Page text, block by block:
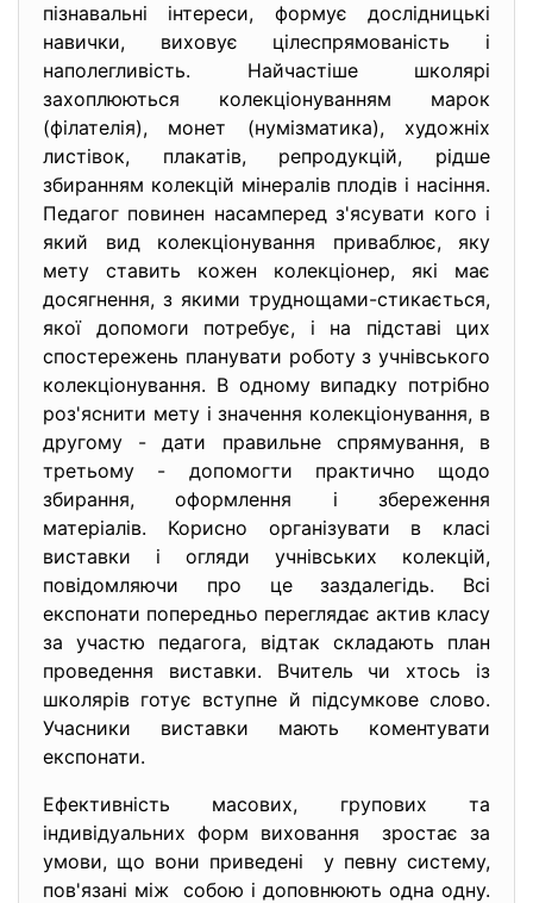
пізнавальні інтереси, формує дослідницькі
навички, виховує цілеспрямованість і
наполегливість. Найчастіше школярі
захоплюються колекціонуванням марок
(філателія), монет (нумізматика), художніх
листівок, плакатів, репродукцій, рідше
збиранням колекцій мінералів плодів і насіння.
Педагог повинен насамперед з'ясувати кого і
який вид колекціонування приваблює, яку
мету ставить кожен колекціонер, які має
досягнення, з якими труднощами-стикається,
якої допомоги потребує, і на підставі цих
спостережень планувати роботу з учнівського
колекціонування. В одному випадку потрібно
роз'яснити мету і значення колекціонування, в
другому - дати правильне спрямування, в
третьому - допомогти практично щодо
збирання, оформлення і збереження
матеріалів. Корисно організувати в класі
виставки і огляди учнівських колекцій,
повідомляючи про це заздалегідь. Всі
експонати попередньо переглядає актив класу
за участю педагога, відтак складають план
проведення виставки. Вчитель чи хтось із
школярів готує вступне й підсумкове слово.
Учасники виставки мають коментувати
експонати.
Ефективність масових, групових та
індивідуальних форм виховання зростає за
умови, що вони приведені у певну систему,
пов'язані між собою і доповнюють одна одну.